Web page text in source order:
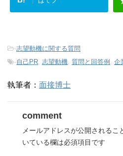
-志望動機に関する質問
-自己PR 志望動機 質問と回答例 企
執筆者： 面接博士
comment
メールアドレスが公開されるこ
いている欄は必須項目です